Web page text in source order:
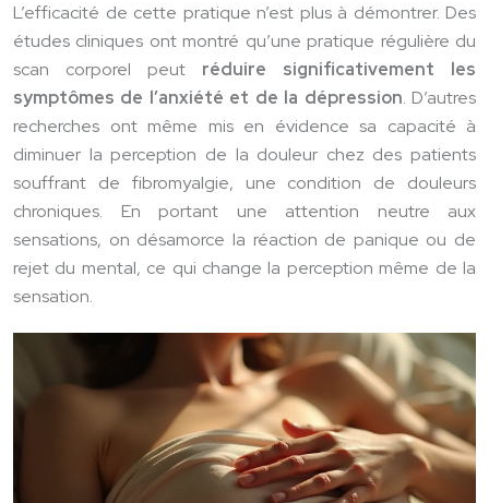
L’efficacité de cette pratique n’est plus à démontrer. Des
études cliniques ont montré qu’une pratique régulière du
scan corporel peut réduire significativement les
symptômes de l’anxiété et de la dépression. D’autres
recherches ont même mis en évidence sa capacité à
diminuer la perception de la douleur chez des patients
souffrant de fibromyalgie, une condition de douleurs
chroniques. En portant une attention neutre aux
sensations, on désamorce la réaction de panique ou de
rejet du mental, ce qui change la perception même de la
sensation.